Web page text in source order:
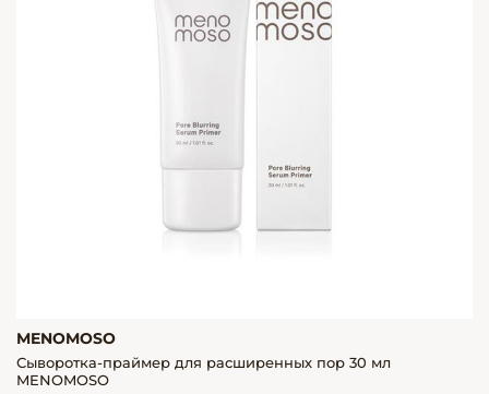
MENOMOSO
Сыворотка-праймер для расширенных пор 30 мл
MENOMOSO